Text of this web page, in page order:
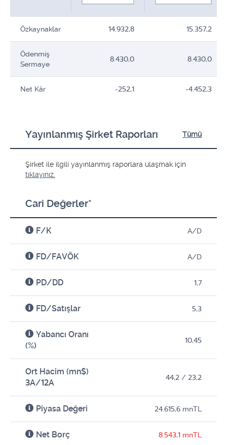
Özkaynaklar 14.932,8 15.357,2
Ödenmiş
Sermaye
8.430,0 8.430,0
Net Kâr -252,1 -4.452,3
Yayınlanmış Şirket Raporları Tümü
Şirket ile ilgili yayınlanmış raporlara ulaşmak için
tıklayınız.
Cari Değerler*
F/K A/D
FD/FAVÖK A/D
PD/DD 1,7
FD/Satışlar 5,3
Yabancı Oranı
(%)
10,45
Ort Hacim (mn$)
3A/12A
44,2 / 23,2
Piyasa Değeri 24.615,6 mnTL
Net Borç 8.543,1 mnTL